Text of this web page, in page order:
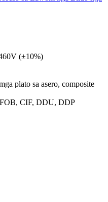
(±10%)
plato sa asero, composite
FOB, CIF, DDU, DDP